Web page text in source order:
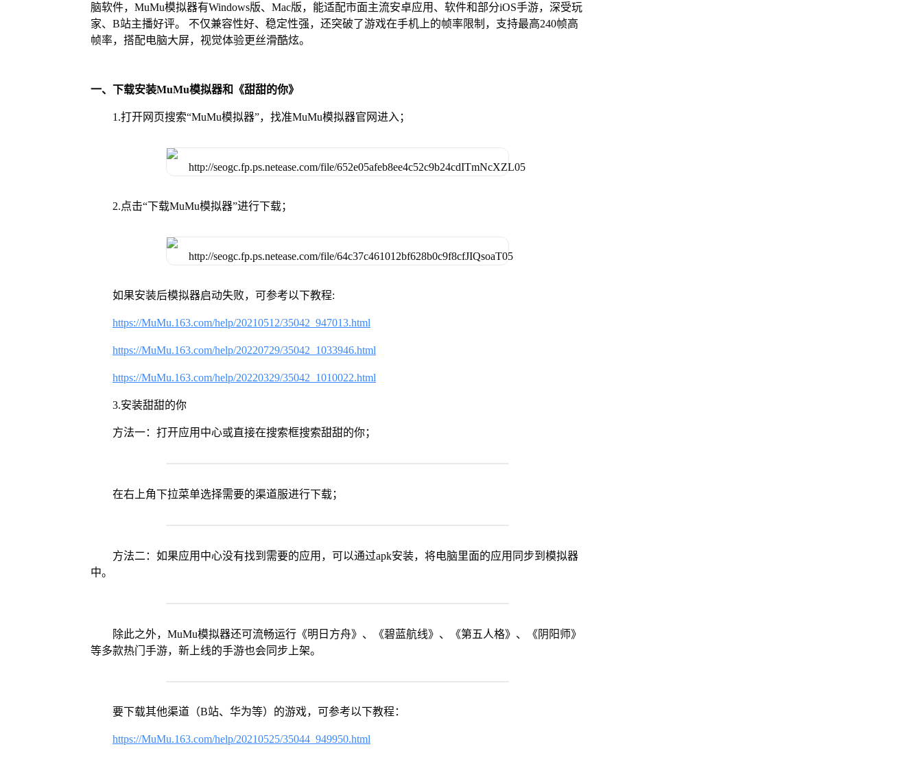
脑软件，MuMu模拟器有Windows版、Mac版，能适配市面主流安卓应用、软件和部分iOS手游，深受玩
家、B站主播好评。 不仅兼容性好、稳定性强，还突破了游戏在手机上的帧率限制，支持最高240帧高
帧率，搭配电脑大屏，视觉体验更丝滑酷炫。
一、下载安装MuMu模拟器和《甜甜的你》
1.打开网页搜索“MuMu模拟器”，找准MuMu模拟器官网进入；
2.点击“下载MuMu模拟器”进行下载；
如果安装后模拟器启动失败，可参考以下教程:
https://MuMu.163.com/help/20210512/35042_947013.html
https://MuMu.163.com/help/20220729/35042_1033946.html
https://MuMu.163.com/help/20220329/35042_1010022.html
3.安装甜甜的你
方法一：打开应用中心或直接在搜索框搜索甜甜的你；
在右上角下拉菜单选择需要的渠道服进行下载；
方法二：如果应用中心没有找到需要的应用，可以通过apk安装，将电脑里面的应用同步到模拟器
中。
除此之外，MuMu模拟器还可流畅运行《明日方舟》、《碧蓝航线》、《第五人格》、《阴阳师》
等多款热门手游，新上线的手游也会同步上架。
要下载其他渠道（B站、华为等）的游戏，可参考以下教程：
https://MuMu.163.com/help/20210525/35044_949950.html